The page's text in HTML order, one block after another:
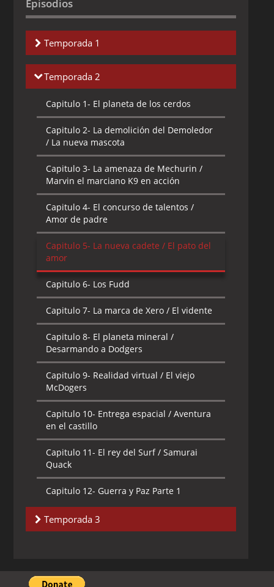
Episodios
Temporada 1
Capitulo 1-
correspondido
Capitulo 2- Amigos por siempre / La
carrera galáctica
Capitulo 3- El juicio de Duck Dodgers
Capitulo 4- Los viejos tiempos / Sabiduría
infantil
Capitulo 5- El chupa grasa / El impostor
acción
pierde la cabeza
Capitulo 9- La linterna verde
pato
Capitulo 12-Venganza real / De regreso
Capitulo 13-
Temporada 2
Capitulo 1- El planeta de los cerdos
Capitulo 2- La demolición del Demoledor
/ La nueva mascota
Capitulo 3- La amenaza de Mechurin /
Marvin el marciano K9 en acción
Capitulo 4- El concurso de talentos /
Amor de padre
Capitulo 5- La nueva cadete / El pato del
amor
Capitulo 6- Los Fudd
Capitulo 7- La marca de Xero / El vidente
Capitulo 8- El planeta mineral /
Desarmando a Dodgers
Capitulo 9- Realidad virtual / El viejo
McDogers
Capitulo 10- Entrega espacial / Aventura
en el castillo
Capitulo 11- El rey del Surf / Samurai
Quack
Capitulo 12- Guerra y Paz Parte 1
Capitulo 13-Guerra y Paz Parte 2
Temporada 3